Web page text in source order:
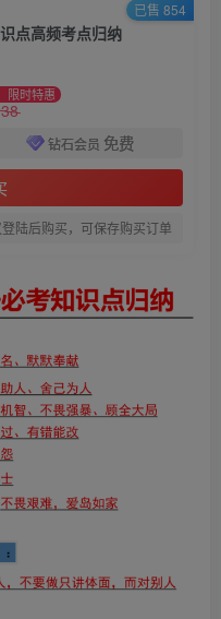
点高频考点归纳
限时特惠
38
钻石会员 免费
陆后购买，可保存购买订单
已售 854